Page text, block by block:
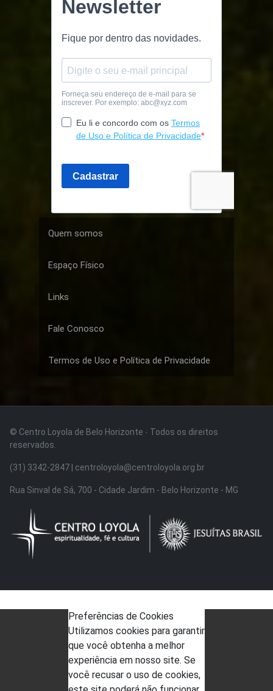
Quem somos
Espaço Físico
Links
Fale Conosco
Termos de Uso e Política de Privacidade
© Centro Loyola de Belo Horizonte · Todos os direitos
reservados.
(31) 3342-2847 | centroloyola@centroloyola.org.br
Rua Sinval de Sá, 700 - Cidade Jardim - Belo Horizonte - MG
Preferências de Cookies
Utilizamos cookies para garantir
que você obtenha a melhor
experiência em nosso site. Se
você recusar o uso de cookies,